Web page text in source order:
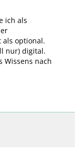
ich als
als optional.
nur) digital.
Wissens nach